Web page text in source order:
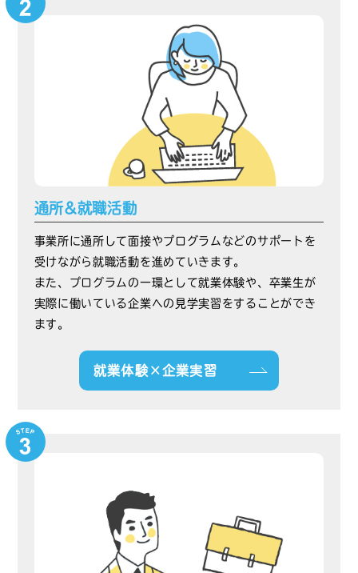
通所&就職活動
事業所に通所して面接やプログラムなどのサポートを
受けながら就職活動を進めていきます。
また、プログラムの一環として就業体験や、卒業生が
実際に働いている企業への見学実習をすることができ
ます。
就業体験×企業実習